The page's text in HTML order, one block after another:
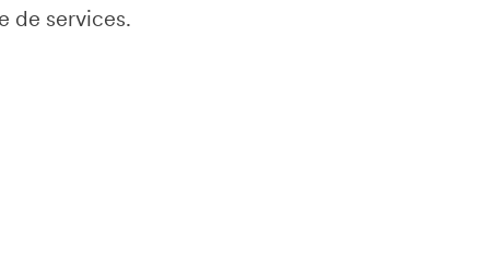
de services.